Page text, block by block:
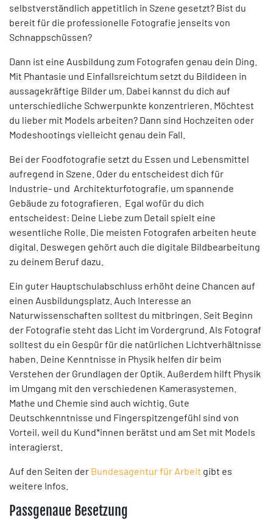
selbstverständlich appetitlich in Szene gesetzt? Bist du
bereit für die professionelle Fotografie jenseits von
Schnappschüssen?
Dann ist eine Ausbildung zum Fotografen genau dein Ding.
Mit Phantasie und Einfallsreichtum setzt du Bildideen in
aussagekräftige Bilder um. Dabei kannst du dich auf
unterschiedliche Schwerpunkte konzentrieren. Möchtest
du lieber mit Models arbeiten? Dann sind Hochzeiten oder
Modeshootings vielleicht genau dein Fall.
Bei der Foodfotografie setzt du Essen und Lebensmittel
aufregend in Szene. Oder du entscheidest dich für
Industrie- und Architekturfotografie, um spannende
Gebäude zu fotografieren. Egal wofür du dich
entscheidest: Deine Liebe zum Detail spielt eine
wesentliche Rolle. Die meisten Fotografen arbeiten heute
digital. Deswegen gehört auch die digitale Bildbearbeitung
zu deinem Beruf dazu.
Ein guter Hauptschulabschluss erhöht deine Chancen auf
einen Ausbildungsplatz. Auch Interesse an
Naturwissenschaften solltest du mitbringen. Seit Beginn
der Fotografie steht das Licht im Vordergrund. Als Fotograf
solltest du ein Gespür für die natürlichen Lichtverhältnisse
haben. Deine Kenntnisse in Physik helfen dir beim
Verstehen der Grundlagen der Optik. Außerdem hilft Physik
im Umgang mit den verschiedenen Kamerasystemen.
Mathe und Chemie sind auch wichtig. Gute
Deutschkenntnisse und Fingerspitzengefühl sind von
Vorteil, weil du Kund*innen berätst und am Set mit Models
interagierst.
Auf den Seiten der Bundesagentur für Arbeit gibt es
weitere Infos.
Passgenaue Besetzung